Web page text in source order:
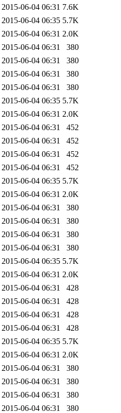
2015-06-04 06:31 7.6K
2015-06-04 06:35 5.7K
2015-06-04 06:31 2.0K
2015-06-04 06:31
380
2015-06-04 06:31
380
2015-06-04 06:31
380
2015-06-04 06:31
380
2015-06-04 06:35 5.7K
2015-06-04 06:31 2.0K
2015-06-04 06:31
452
2015-06-04 06:31
452
2015-06-04 06:31
452
2015-06-04 06:31
452
2015-06-04 06:35 5.7K
2015-06-04 06:31 2.0K
2015-06-04 06:31
380
2015-06-04 06:31
380
2015-06-04 06:31
380
2015-06-04 06:31
380
2015-06-04 06:35 5.7K
2015-06-04 06:31 2.0K
2015-06-04 06:31
428
2015-06-04 06:31
428
2015-06-04 06:31
428
2015-06-04 06:31
428
2015-06-04 06:35 5.7K
2015-06-04 06:31 2.0K
2015-06-04 06:31
380
2015-06-04 06:31
380
2015-06-04 06:31
380
2015-06-04 06:31 380